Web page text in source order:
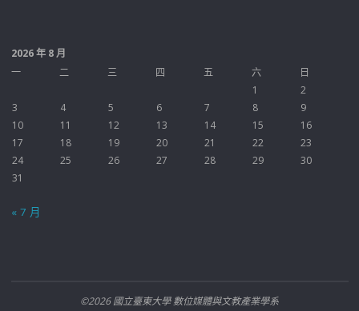
2026 年 8 月
一
二 三 四 五 六
日
1
2
3
4 5 6 7 8
9
10
11 12 13 14 15
16
17
18 19 20 21 22
23
24
25 26 27 28 29
30
31
« 7 月
©2026 國立臺東大學 數位媒體與文教產業學系